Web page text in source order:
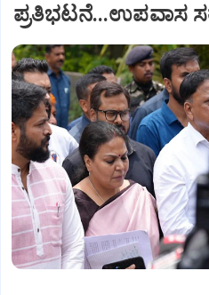
ಪ್ರತಿಭಟನೆ...ಉಪವಾಸ